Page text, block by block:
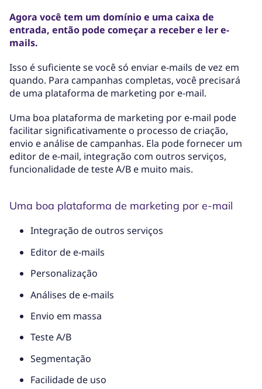
Agora você tem um domínio e uma caixa de
entrada, então pode começar a receber e ler e-
mails.
Isso é suficiente se você só enviar e-mails de vez em
quando. Para campanhas completas, você precisará
de uma plataforma de marketing por e-mail.
Uma boa plataforma de marketing por e-mail pode
facilitar significativamente o processo de criação,
envio e análise de campanhas. Ela pode fornecer um
editor de e-mail, integração com outros serviços,
funcionalidade de teste A/B e muito mais.
Uma boa plataforma de marketing por e-mail
Integração de outros serviços
Editor de e-mails
Personalização
Análises de e-mails
Envio em massa
Teste A/B
Segmentação
Facilidade de uso